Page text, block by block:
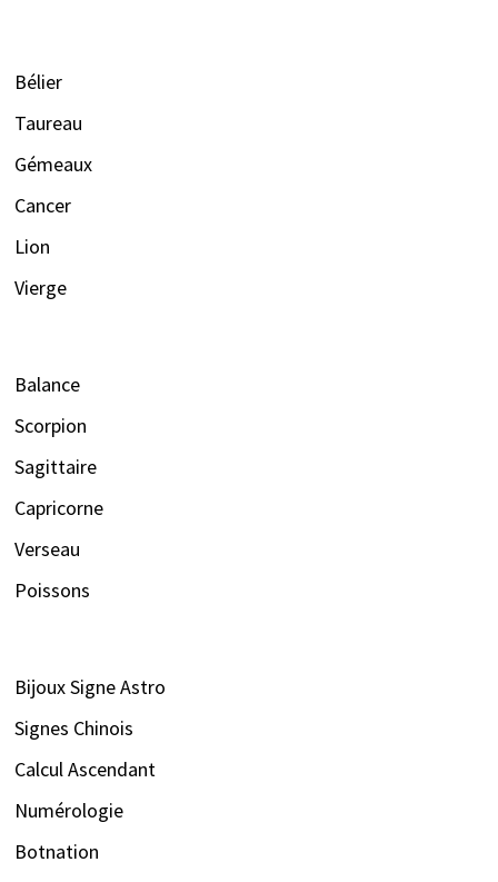
Bélier
Taureau
Gémeaux
Cancer
Lion
Vierge
Balance
Scorpion
Sagittaire
Capricorne
Verseau
Poissons
Bijoux Signe Astro
Signes Chinois
Calcul Ascendant
Numérologie
Botnation